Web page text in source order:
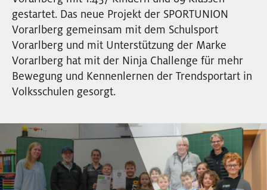
EVENTS
NEWSLETTER
gestartet. Das neue Projekt der SPORTUNION
Vorarlberg gemeinsam mit dem Schulsport
Vorarlberg und mit Unterstützung der Marke
Vorarlberg hat mit der Ninja Challenge für mehr
Bewegung und Kennenlernen der Trendsportart in
Volksschulen gesorgt.